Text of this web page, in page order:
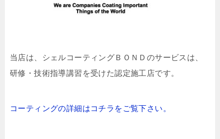
当店は、
シェルコーティングＢＯＮＤのサービスは、
研修・技術指導講習を受けた認定施工店です。
コーティングの詳細はコチラをご覧下さい。